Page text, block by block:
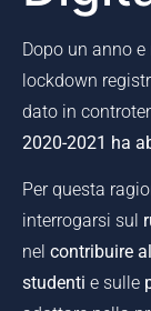
Dopo un anno
lockdown
dato in
2020-2021 ha
Per questa
interrogarsi sul
nel contribuire
studenti e sulle